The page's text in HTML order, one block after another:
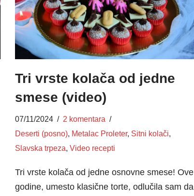
Tri vrste kolača od jedne
smese (video)
07/11/2024
2 komentara
Deserti (posno), Metalac Proleter, Sitni kolači,
Slavska trpeza, Video recepti
Tri vrste kolača od jedne osnovne smese! Ove
godine, umesto klasične torte, odlučila sam da